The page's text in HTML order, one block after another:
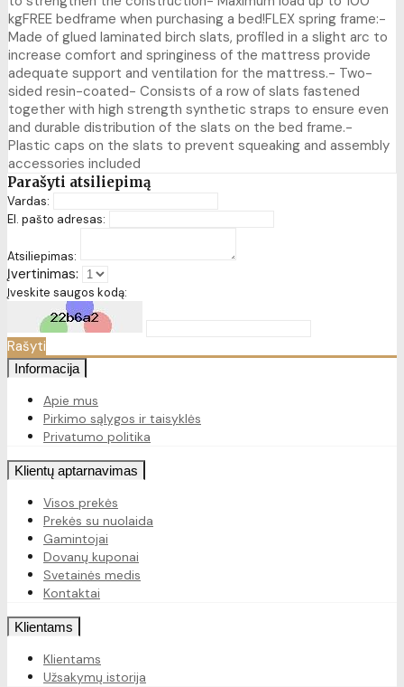
kgFREE bedframe when purchasing a bed!FLEX spring frame:-
Made of glued laminated birch slats, profiled in a slight arc to
increase comfort and springiness of the mattress provide
adequate support and ventilation for the mattress.- Two-
sided resin-coated- Consists of a row of slats fastened
together with high strength synthetic straps to ensure even
and durable distribution of the slats on the bed frame.-
Plastic caps on the slats to prevent squeaking and assembly
accessories included
Parašyti atsiliepimą
Vardas:
El. pašto adresas:
Atsiliepimas:
Įvertinimas:
Įveskite saugos kodą:
Rašyti
Informacija
Apie mus
Pirkimo sąlygos ir taisyklės
Privatumo politika
Klientų aptarnavimas
Visos prekės
Prekės su nuolaida
Gamintojai
Dovanų kuponai
Svetainės medis
Kontaktai
Klientams
Klientams
Užsakymų istorija